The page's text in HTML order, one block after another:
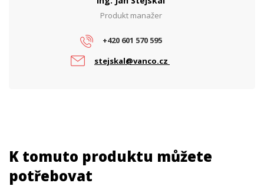
Produkt manažer
+420 601 570 595
stejskal@vanco.cz
K tomuto produktu můžete
potřebovat